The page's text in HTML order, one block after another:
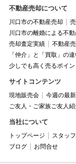
不動産売却について
川口市の不動産売却
川口市の離婚による不
売却査定実績
不動産
「仲介」と「買取」の
少しでも高く売るポイン
サイトコンテンツ
現地販売会
今週の最
ご友人・ご家族ご友人
当社について
トップページ スタッ
ブログ
お問合せ